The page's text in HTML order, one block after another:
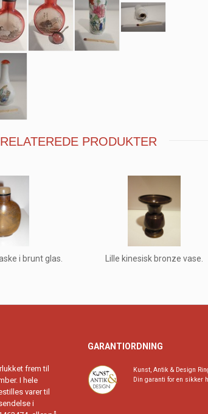
RELATEREDE PRODUKTER
i brunt glas. Lille kinesisk bronze vase.
frem til
I hele
varer til
i
GARANTIORDNING
Kunst, Antik & Design
Din garanti for en sikker